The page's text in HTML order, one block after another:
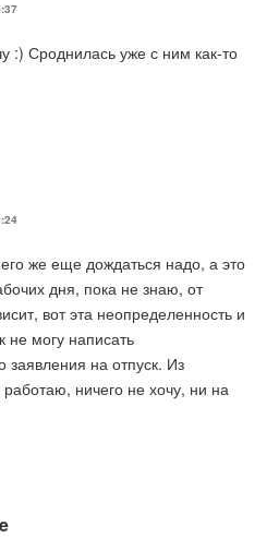
:) Сроднилась уже с ним как-то
же еще дождаться надо, а это
дня, пока не знаю, от
вот эта неопределенность и
не могу написать
заявления на отпуск. Из
ничего не хочу, ни на